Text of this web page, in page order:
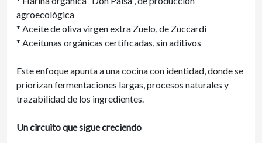
agroecológica
* Aceite de oliva virgen extra Zuelo, de Zuccardi
* Aceitunas orgánicas certificadas, sin aditivos
Este enfoque apunta a una cocina con identidad, donde se
priorizan fermentaciones largas, procesos naturales y
trazabilidad de los ingredientes.
Un circuito que sigue creciendo